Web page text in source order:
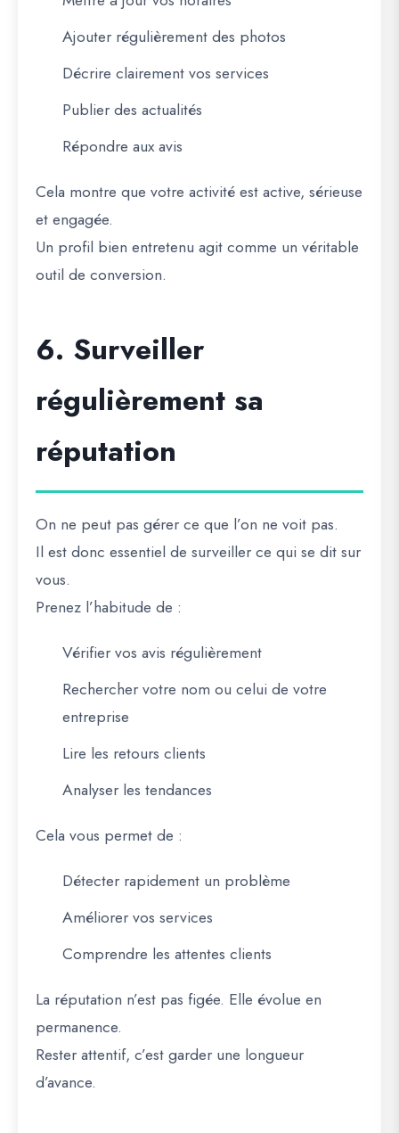
Ajouter régulièrement des photos
Décrire clairement vos services
Publier des actualités
Répondre aux avis
Cela montre que votre activité est active, sérieuse
et engagée.
Un profil bien entretenu agit comme un véritable
outil de conversion.
6. Surveiller
régulièrement sa
réputation
On ne peut pas gérer ce que l’on ne voit pas.
Il est donc essentiel de surveiller ce qui se dit sur
vous.
Prenez l’habitude de :
Vérifier vos avis régulièrement
Rechercher votre nom ou celui de votre
entreprise
Lire les retours clients
Analyser les tendances
Cela vous permet de :
Détecter rapidement un problème
Améliorer vos services
Comprendre les attentes clients
La réputation n’est pas figée. Elle évolue en
permanence.
Rester attentif, c’est garder une longueur
d’avance.